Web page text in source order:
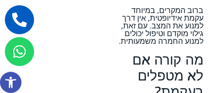
פתח
ברוב המקרים, במיוחד
עקמת אידיופטית, אין דרך
למנוע את המצב. עם זאת,
גילוי מוקדם וטיפול יכולים
למנוע החמרה משמעותית.
מה קורה אם
לא מטפלים